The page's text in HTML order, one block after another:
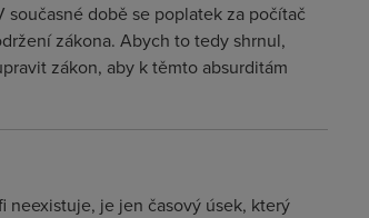
době se poplatek za počítač
zákona. Abych to tedy shrnul,
zákon, aby k těmto absurditám
neexistuje, je jen časový úsek, který